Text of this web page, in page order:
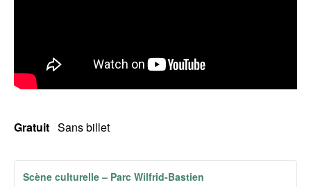
Gratuit Sans billet
Scène culturelle – Parc Wilfrid-Bastien